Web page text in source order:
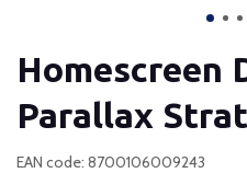
Homescreen
Parallax
EAN code: 8700106009243